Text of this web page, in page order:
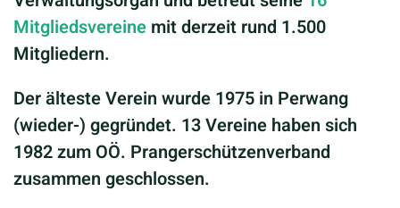
Mitgliedsvereine mit derzeit rund 1.500
Mitgliedern.
Der älteste Verein wurde 1975 in Perwang
(wieder-) gegründet. 13 Vereine haben sich
1982 zum OÖ. Prangerschützenverband
zusammen geschlossen.